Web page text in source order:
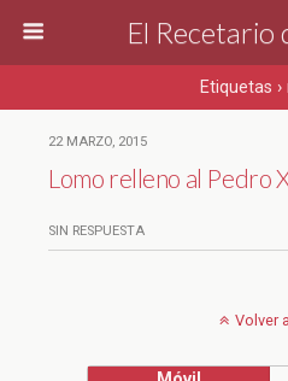
El Recetario
Etiquetas
22 MARZO, 2015
Lomo relleno al Pedro
SIN RESPUESTA
Volver